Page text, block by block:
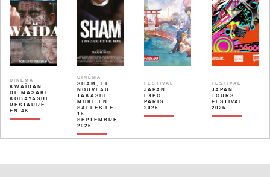
CINÉMA
KWAÏDAN
DE MASAKI
KOBAYASHI
RESTAURÉ
EN 4K
CINÉMA
SHAM, LE
NOUVEAU
TAKASHI
MIIKE EN
SALLES LE
16
SEPTEMBRE
2026
FESTIVAL
JAPAN
EXPO
PARIS
2026
FESTIVAL
JAPAN
TOURS
FESTIVAL
2026